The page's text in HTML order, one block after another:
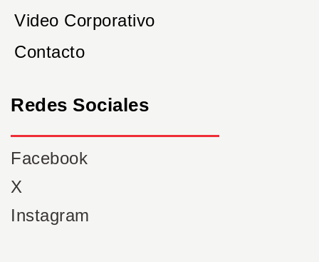
Video Corporativo
Contacto
Redes Sociales
Facebook
X
Instagram